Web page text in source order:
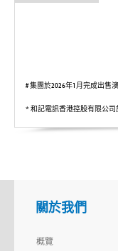
# 集團於2026年1月完成出售
* 和記電訊香港控股有限公司
關於我們
概覽